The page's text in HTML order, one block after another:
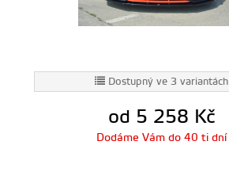
Dostupný ve 3 variantách
od 5 258 Kč
Dodáme Vám do 40 ti dní